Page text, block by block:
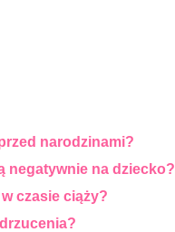
narodzinami?
negatywnie na dziecko?
czasie ciąży?